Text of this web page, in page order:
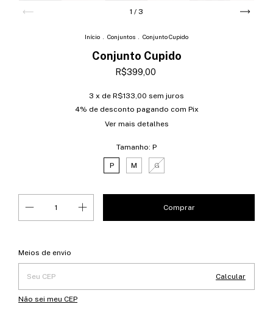
1 / 3
Início Conjuntos Conjunto Cupido
Conjunto Cupido
R$399,00
3 x de R$133,00 sem juros
4% de desconto pagando com Pix
Ver mais detalhes
Tamanho: P
P M G
Entregas para o CEP:
Meios de envio
Calcular
Não sei meu CEP